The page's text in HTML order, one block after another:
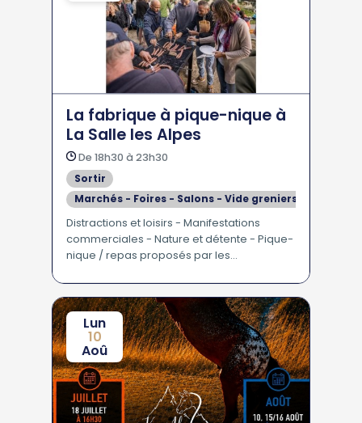
La fabrique à pique-nique à
La Salle les Alpes
De 18h30 à 23h30
Sortir
Marchés - Foires - Salons - Vide greniers
Se divertir
En Famille - Pour les Enfants
Distractions et loisirs - Manifestations
commerciales - Nature et détente - Pique-
nique / repas proposés par les
du terroir - Musique de variété -
Astronomie
Lun
10
Aoû